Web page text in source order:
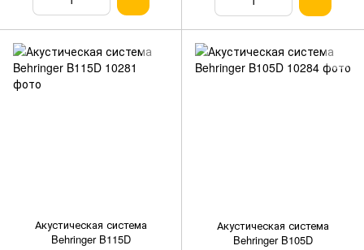
Акустическая система
Behringer B115D
Акустическая система
Behringer B105D